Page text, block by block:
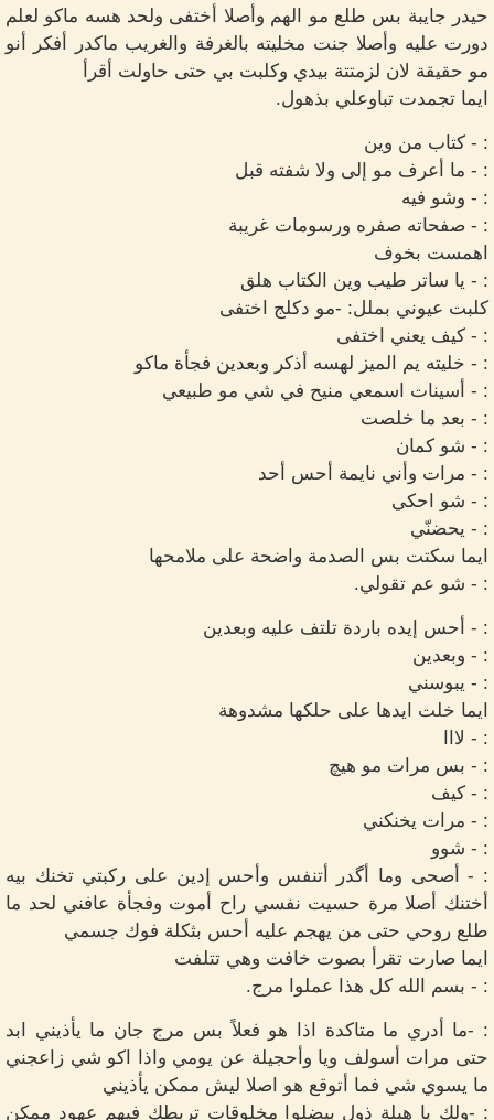
حيدر جايبة بس طلع مو الهم وأصلا أختفى ولحد هسه ماكو لعلم
دورت عليه وأصلا جنت مخليته بالغرفة والغريب ماكدر أفكر أنو
مو حقيقة لان لزمتتة بيدي وكلبت بي حتى حاولت أقرأ
ايما تجمدت تباوعلي بذهول.
: - كتاب من وين
: - ما أعرف مو إلى ولا شفته قبل
: - وشو فيه
: - صفحاته صفره ورسومات غريبة
اهمست بخوف
: - يا ساتر طيب وين الكتاب هلق
كلبت عيوني بملل: -مو دكلج اختفى
: - كيف يعني اختفى
: - خليته يم الميز لهسه أذكر وبعدين فجأة ماكو
: - أسينات اسمعي منيح في شي مو طبيعي
: - بعد ما خلصت
: - شو كمان
: - مرات وأني نايمة أحس أحد
: - شو احكي
: - يحضنّي
ايما سكتت بس الصدمة واضحة على ملامحها
: - شو عم تقولي.
: - أحس إيده باردة تلتف عليه وبعدين
: - وبعدين
: - يبوسني
ايما خلت ايدها على حلكها مشدوهة
: - لااا
: - بس مرات مو هيچ
: - كيف
: - مرات يخنكني
: - شوو
: - أصحى وما أگدر أتنفس وأحس إدين على ركبتي تخنك بيه
أختنك أصلا مرة حسيت نفسي راح أموت وفجأة عافني لحد ما
طلع روحي حتى من يهجم عليه أحس بثكلة فوك جسمي
ايما صارت تقرأ بصوت خافت وهي تتلفت
: - بسم الله كل هذا عملوا مرج.
: -ما أدري ما متاكدة اذا هو فعلاً بس مرج جان ما يأذيني ابد
حتى مرات أسولف ويا وأحجيلة عن يومي واذا اكو شي زاعجني
ما يسوي شي فما أتوقع هو اصلا ليش ممكن يأذيني
: -ولك يا هبلة ذول بيضلوا مخلوقات تربطك فيهم عهود ممكن